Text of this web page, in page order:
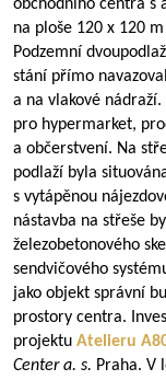
obchodního centra s
na ploše 120 x 120
Podzemní
stání přímo
a na vlakové
pro hypermarket,
a občerstvení. Na
podlaží byla
s vytápěnou
nástavba na střeše
železobetonového
sendvičového
jako objekt správní
prostory centra.
projektu Atelieru
Center a. s. Praha. V